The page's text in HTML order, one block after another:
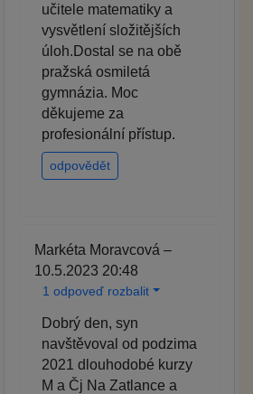
učitele matematiky a
vysvětlení složitějších
úloh.Dostal se na obě
pražská osmiletá
gymnázia. Moc
děkujeme za
profesionální přístup.
odpovědět
Markéta Moravcová –
10.5.2023 20:48
1 odpoveď rozbalit
Dobrý den, syn
navštěvoval od podzima
2021 dlouhodobé kurzy
M a Čj Na Zatlance a